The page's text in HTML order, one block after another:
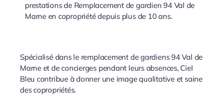
prestations de Remplacement de gardien 94 Val de
Marne en copropriété depuis plus de 10 ans.
Spécialisé dans le remplacement de gardiens 94 Val de
Marne et de concierges pendant leurs absences, Ciel
Bleu contribue à donner une image qualitative et saine
des copropriétés.